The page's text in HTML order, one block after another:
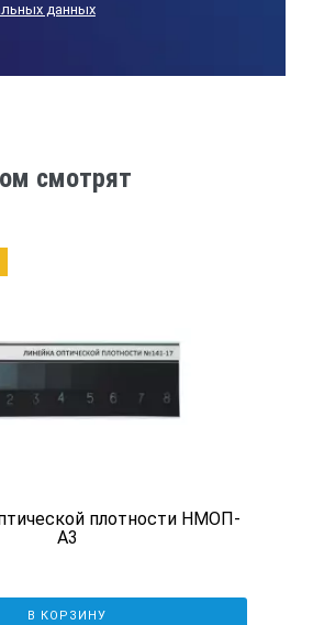
данных
смотрят
плотности НМОП-
А3
В КОРЗИНУ